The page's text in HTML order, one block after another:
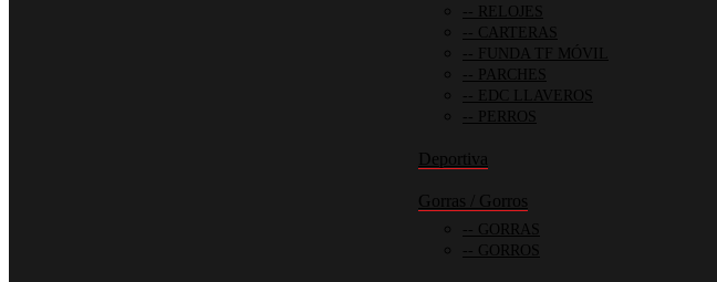
RELOJES
CARTERAS
FUNDA TF MÓVIL
PARCHES
EDC LLAVEROS
PERROS
Deportiva
Gorras / Gorros
GORRAS
GORROS